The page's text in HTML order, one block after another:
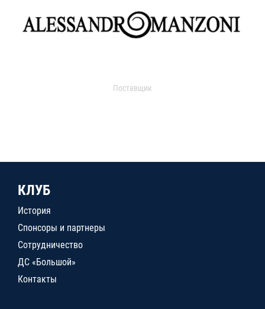
Поставщик
КЛУБ
История
Спонсоры и партнеры
Сотрудничество
ДС «Большой»
Контакты